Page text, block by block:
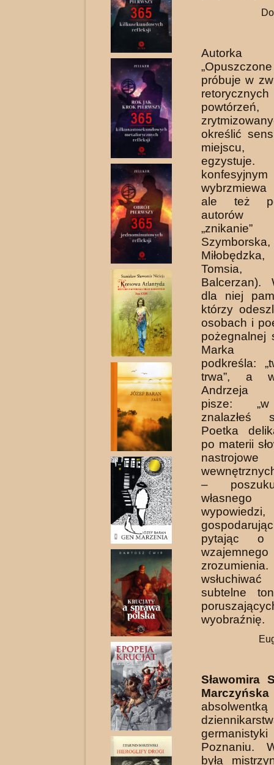
próbuje w
powtórzeń,
określić
ale też
autorów
„znikanie”
Tomsia,
Balcerzan).
dla niej
którzy
osobach i
pożegnalnej
Marka
podkreśla:
trwa”, a
Andrzeja
pisze: „w
znalazłeś
Poetka
po materii
–
wypowiedzi,
pytając o
wzajemnego
subtelne
wyobraźnię.
Sławomira
Marczyńska
absolwent­ką
Poznaniu.
była